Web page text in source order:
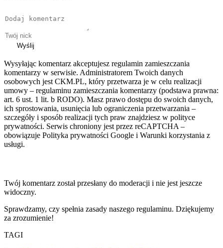
Wyślij
Wysyłając komentarz akceptujesz regulamin zamieszczania
komentarzy w serwisie. Administratorem Twoich danych
osobowych jest CKM.PL, który przetwarza je w celu realizacji
umowy – regulaminu zamieszczania komentarzy (podstawa prawna:
art. 6 ust. 1 lit. b RODO). Masz prawo dostępu do swoich danych,
ich sprostowania, usunięcia lub ograniczenia przetwarzania –
szczegóły i sposób realizacji tych praw znajdziesz w polityce
prywatności. Serwis chroniony jest przez reCAPTCHA –
obowiązuje Polityka prywatności Google i Warunki korzystania z
usługi.
Twój komentarz został przesłany do moderacji i nie jest jeszcze
widoczny.
Sprawdzamy, czy spełnia zasady naszego regulaminu. Dziękujemy
za zrozumienie!
TAGI